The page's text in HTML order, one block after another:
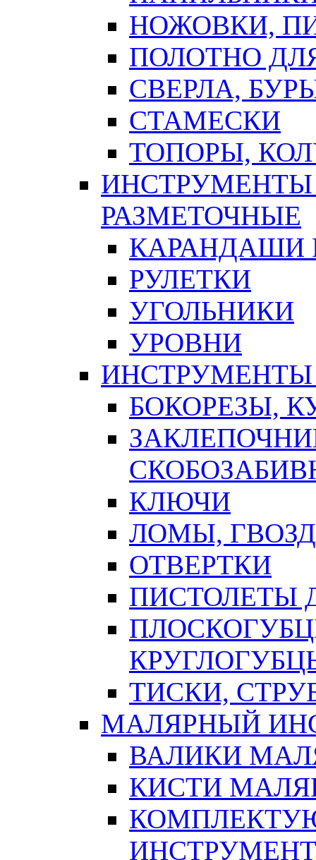
НОЖОВКИ,
ПОЛОТНО
СВЕРЛА,
СТАМЕСКИ
ТОПОРЫ,
ИНСТРУМЕНТЫ
РАЗМЕТОЧНЫЕ
КАРАНДАШИ
РУЛЕТКИ
УГОЛЬНИКИ
УРОВНИ
БОКОРЕЗЫ,
КЛЮЧИ
ЛОМЫ,
ОТВЕРТКИ
ПИСТОЛЕТЫ
ТИСКИ,
МАЛЯРНЫЙ
ВАЛИКИ
КИСТИ